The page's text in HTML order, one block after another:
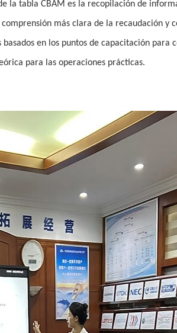
la tabla CBAM es la recopilación de
más clara de la recaudación y
​​en los puntos de capacitación para
para las operaciones prácticas.